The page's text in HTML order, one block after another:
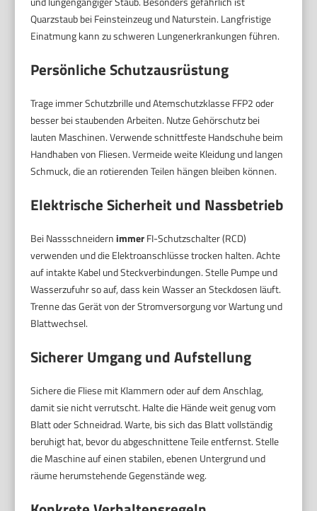
Quarzstaub bei Feinsteinzeug und Naturstein. Langfristige
Einatmung kann zu schweren Lungenerkrankungen führen.
Persönliche Schutzausrüstung
Trage immer Schutzbrille und Atemschutzklasse FFP2 oder
besser bei staubenden Arbeiten. Nutze Gehörschutz bei
lauten Maschinen. Verwende schnittfeste Handschuhe beim
Handhaben von Fliesen. Vermeide weite Kleidung und langen
Schmuck, die an rotierenden Teilen hängen bleiben können.
Elektrische Sicherheit und Nassbetrieb
Bei NassschneidernimmerFI-Schutzschalter (RCD)
verwenden und die Elektroanschlüsse trocken halten. Achte
auf intakte Kabel und Steckverbindungen. Stelle Pumpe und
Wasserzufuhr so auf, dass kein Wasser an Steckdosen läuft.
Trenne das Gerät von der Stromversorgung vor Wartung und
Blattwechsel.
Sicherer Umgang und Aufstellung
Sichere die Fliese mit Klammern oder auf dem Anschlag,
damit sie nicht verrutscht. Halte die Hände weit genug vom
Blatt oder Schneidrad. Warte, bis sich das Blatt vollständig
beruhigt hat, bevor du abgeschnittene Teile entfernst. Stelle
die Maschine auf einen stabilen, ebenen Untergrund und
räume herumstehende Gegenstände weg.